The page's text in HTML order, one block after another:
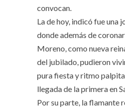
convocan.
La de hoy, indicó fue una
donde además de
Moreno, como nueva
del jubilado, pudieron
pura fiesta y ritmo
llegada de la primera en
Por su parte, la flamante